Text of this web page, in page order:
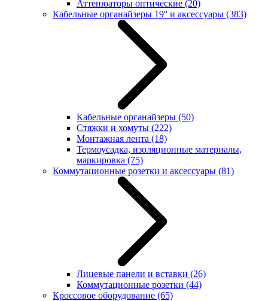
Аттенюаторы оптические (20)
Кабельные органайзеры 19'' и аксессуары (383)
Кабельные органайзеры (50)
Стяжки и хомуты (222)
Монтажная лента (18)
Термоусадка, изоляционные материалы,
маркировка (75)
Коммутационные розетки и аксессуары (81)
Лицевые панели и вставки (26)
Коммутационные розетки (44)
Кроссовое оборудование (65)